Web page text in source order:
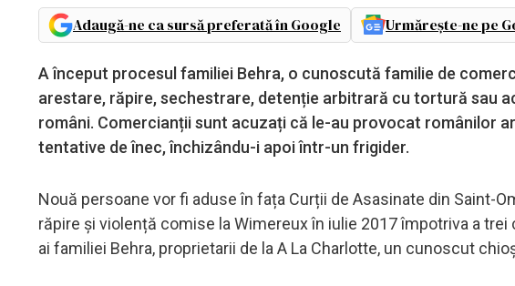
Adaugă-ne ca sursă preferată în Google Urmărește-ne pe
A început procesul familiei Behra, o cunoscută familie de
arestare, răpire, sechestrare, detenție arbitrară cu tortură sau
români. Comercianții sunt acuzați că le-au provocat românilor
tentative de înec, închizându-i apoi într-un frigider.
Nouă persoane vor fi aduse în fața Curții de Asasinate din Saint-
răpire și violență comise la Wimereux în iulie 2017 împotriva a
ai familiei Behra, proprietarii de la A La Charlotte, un cunoscut